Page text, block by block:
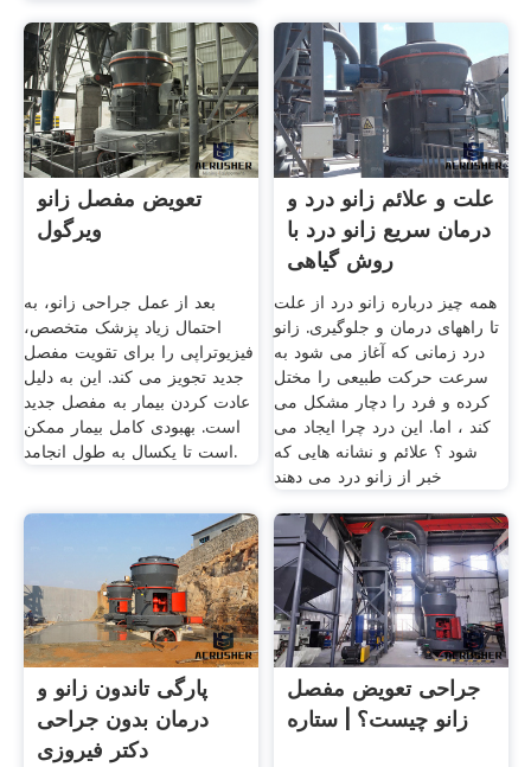
تعویض مفصل زانو
ویرگول
بعد از عمل جراحی زانو، به
احتمال زیاد پزشک متخصص،
فیزیوتراپی را برای تقویت مفصل
جدید تجویز می کند. این به دلیل
عادت کردن بیمار به مفصل جدید
است. بهبودی کامل بیمار ممکن
است تا یکسال به طول انجامد.
علت و علائم زانو درد و
درمان سریع زانو درد با
روش گیاهی
همه چیز درباره زانو درد از علت
تا راههای درمان و جلوگیری. زانو
درد زمانی که آغاز می شود به
سرعت حرکت طبیعی را مختل
کرده و فرد را دچار مشکل می
کند ، اما. این درد چرا ایجاد می
شود ؟ علائم و نشانه هایی که
خبر از زانو درد می دهند
پارگی تاندون زانو و
درمان بدون جراحی
دکتر فیروزی
جراحی تعویض مفصل
زانو چیست؟ | ستاره